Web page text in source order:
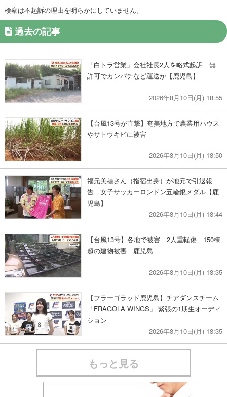
検察は不起訴の理由を明らかにしていません。
過去の記事
「白トラ営業」会社社長2人を略式起訴 無
許可でカンパチなど運送か【鹿児島】
2026年8月10日(月) 18:55
【台風13号が直撃】奄美地方で農業用ハウス
やサトウキビに被害
2026年8月10日(月) 18:50
福元美穂さん（指宿出身）が地元で引退報
告 女子サッカーロンドン五輪銀メダル【鹿
児島】
2026年8月10日(月) 18:44
【台風13号】各地で被害 2人重軽傷 150棟
超の建物被害 鹿児島
2026年8月10日(月) 18:35
【フラーゴラッド鹿児島】チアダンスチーム
「FRAGOLA WINGS」 緊張の1期生オーディ
ション
2026年8月10日(月) 18:35
もっと見る